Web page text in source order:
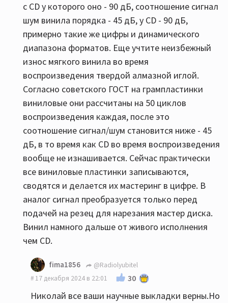
с CD у которого оно - 90 дБ, соотношение сигнал
шум винила порядка - 45 дБ, у СD - 90 дБ,
примерно такие же цифры и динамического
диапазона форматов. Еще учтите неизбежный
износ мягкого винила во время
воспроизведения твердой алмазной иглой.
Согласно советского ГОСТ на грампластинки
виниловые они рассчитаны на 50 циклов
воспроизведения каждая, после это
соотношение сигнал/шум становится ниже - 45
дБ, в то время как СD во время воспроизведения
вообще не изнашивается. Сейчас практически
все виниловые пластинки записываются,
сводятся и делается их мастеринг в цифре. В
аналог сигнал преобразуется только перед
подачей на резец для нарезания мастер диска.
Винил намного дальше от живого исполнения
чем CD.
fima1856
@Radiolyubitel
17 декабря 2024 в 22:01
30
Николай все ваши научные выкладки верны.Но